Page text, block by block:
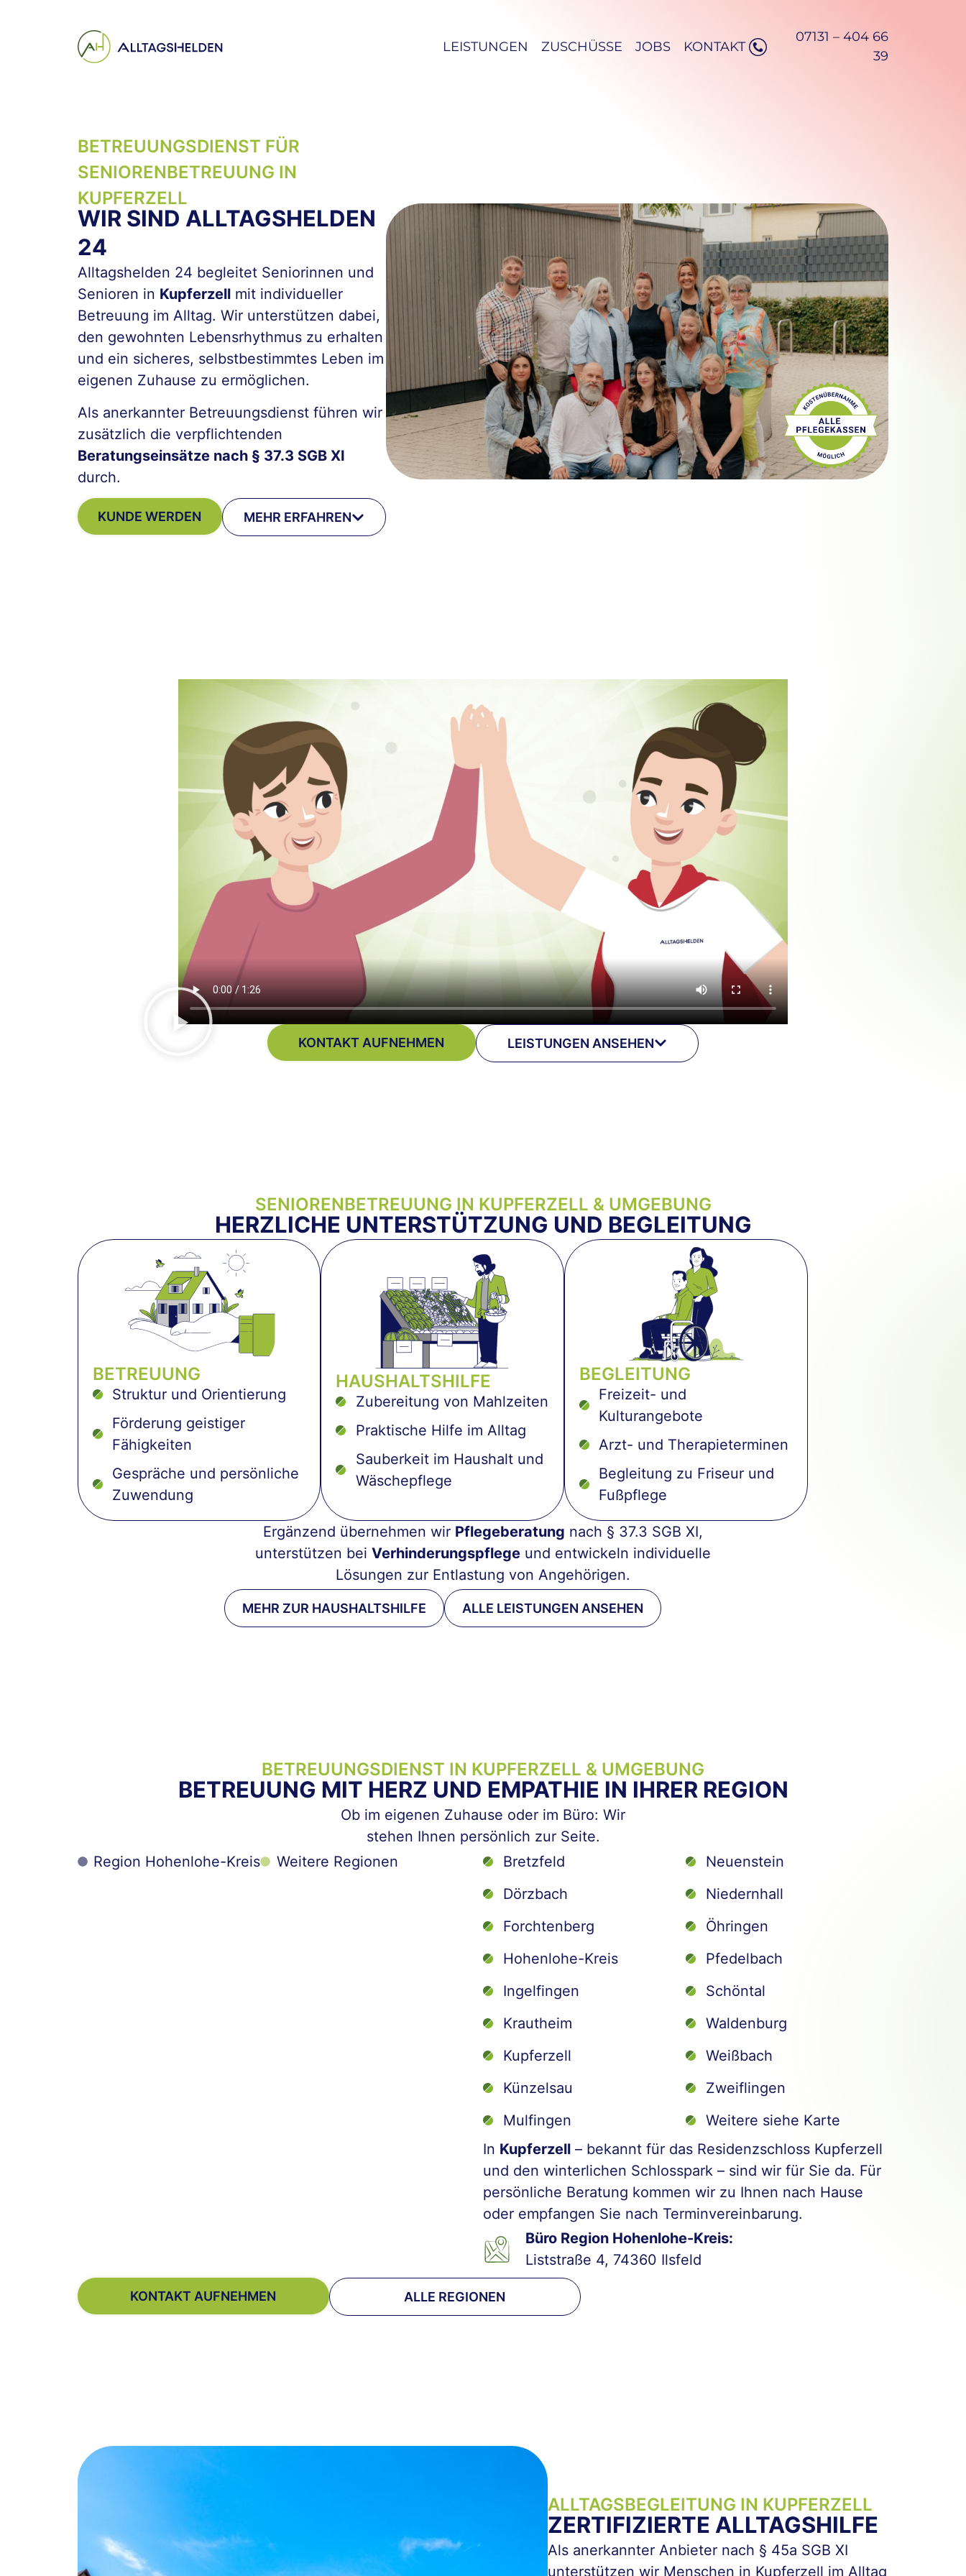
LEISTUNGEN ZUSCHÜSSE JOBS KONTAKT
07131 – 404 66
39
BETREUUNGSDIENST FÜR
SENIOREN­BETREUUNG IN
KUPFERZELL
WIR SIND ALLTAGSHELDEN
24
Alltagshelden 24 begleitet Seniorinnen und
Senioren in Kupferzellmit individueller
Betreuung im Alltag. Wir unterstützen dabei,
den gewohnten Lebensrhythmus zu erhalten
und ein sicheres, selbstbestimmtes Leben im
eigenen Zuhause zu ermöglichen.
Als anerkannter Betreuungsdienst führen wir
zusätzlich die verpflichtenden
Beratungseinsätze nach § 37.3 SGB XI
durch.
KUNDE WERDEN MEHR ERFAHREN
KONTAKT AUFNEHMEN LEISTUNGEN ANSEHEN
SENIORENBETREUUNG IN KUPFERZELL & UMGEBUNG
HERZLICHE UNTERSTÜTZUNG UND BEGLEITUNG
BETREUUNG
Struktur und Orientierung
Förderung geistiger
Fähigkeiten
Gespräche und persönliche
Zuwendung
HAUSHALTSHILFE
Zubereitung von Mahlzeiten
Praktische Hilfe im Alltag
Sauberkeit im Haushalt und
Wäschepflege
BEGLEITUNG
Freizeit- und
Kulturangebote
Arzt- und Therapieterminen
Begleitung zu Friseur und
Fußpflege
Ergänzend übernehmen wir Pflegeberatung nach § 37.3 SGB XI,
unterstützen bei Verhinderungspflege und entwickeln individuelle
Lösungen zur Entlastung von Angehörigen.
MEHR ZUR HAUSHALTSHILFE ALLE LEISTUNGEN ANSEHEN
BETREUUNGSDIENST IN KUPFERZELL & UMGEBUNG
BETREUUNG MIT HERZ UND EMPATHIE IN IHRER REGION
Ob im eigenen Zuhause oder im Büro: Wir
stehen Ihnen persönlich zur Seite.
Region Hohenlohe-Kreis
Weitere Regionen
Bretzfeld
Dörzbach
Forchtenberg
Hohenlohe-Kreis
Ingelfingen
Krautheim
Kupferzell
Künzelsau
Mulfingen
Neuenstein
Niedernhall
Öhringen
Pfedelbach
Schöntal
Waldenburg
Weißbach
Zweiflingen
Weitere siehe Karte
In Kupferzell – bekannt für das Residenzschloss Kupferzell
und den winterlichen Schlosspark – sind wir für Sie da. Für
persönliche Beratung kommen wir zu Ihnen nach Hause
oder empfangen Sie nach Terminvereinbarung.
Büro Region Hohenlohe-Kreis:
Liststraße 4, 74360 Ilsfeld
KONTAKT AUFNEHMEN ALLE REGIONEN
ALLTAGSBEGLEITUNG IN KUPFERZELL
ZERTIFIZIERTE ALLTAGSHILFE
Als anerkannter Anbieter nach § 45a SGB XI
unterstützen wir Menschen in Kupferzell im Alltag